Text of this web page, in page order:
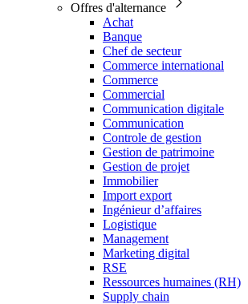
Offres d'alternance
Achat
Banque
Chef de secteur
Commerce international
Commerce
Commercial
Communication digitale
Communication
Controle de gestion
Gestion de patrimoine
Gestion de projet
Immobilier
Import export
Ingénieur d’affaires
Logistique
Management
Marketing digital
RSE
Ressources humaines (RH)
Supply chain